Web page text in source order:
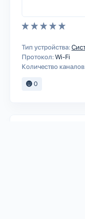
Тип устройства:
Протокол:Wi-Fi
Количество
0